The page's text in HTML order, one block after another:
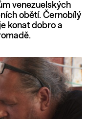
venezuelských
obětí. Černobílý
konat dobro a